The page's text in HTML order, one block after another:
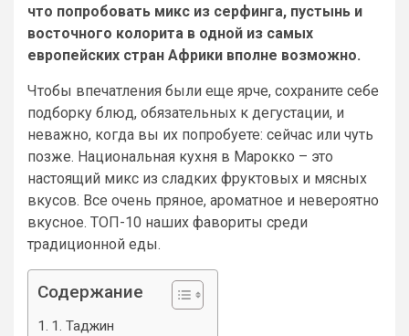
что попробовать микс из серфинга, пустынь и
восточного колорита в одной из самых
европейских стран Африки вполне возможно.
Чтобы впечатления были еще ярче, сохраните себе
подборку блюд, обязательных к дегустации, и
неважно, когда вы их попробуете: сейчас или чуть
позже. Национальная кухня в Марокко – это
настоящий микс из сладких фруктовых и мясных
вкусов. Все очень пряное, ароматное и невероятно
вкусное. ТОП-10 наших фавориты среди
традиционной еды.
Содержание
1. Таджин